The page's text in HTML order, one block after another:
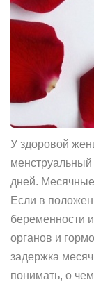
У здоровой
менструальный
дней.
Если в
беременности
органов и
задержка
понимать, о